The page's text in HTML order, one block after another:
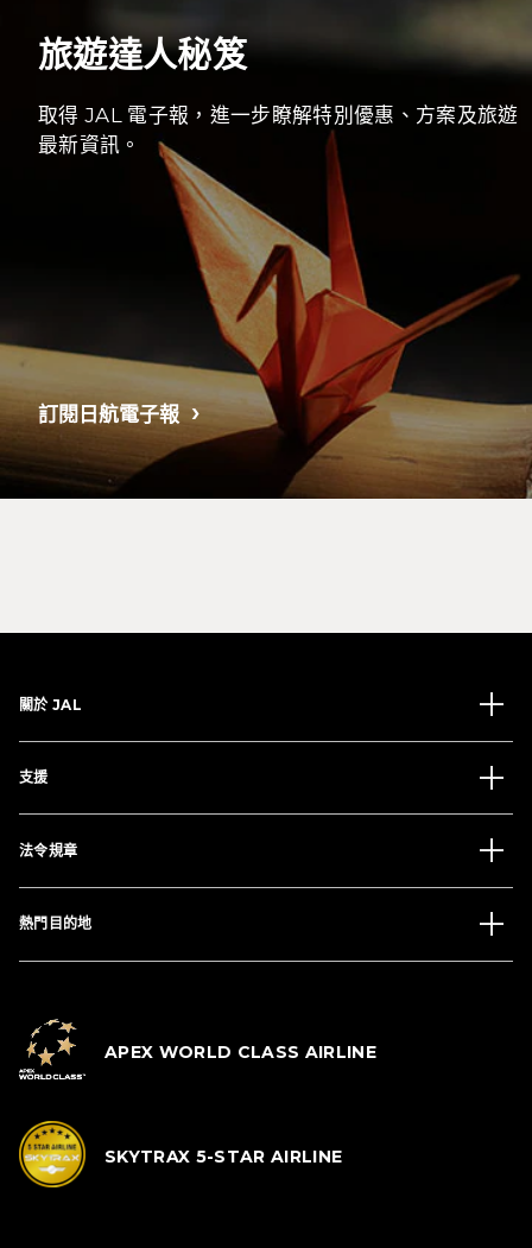
旅遊達人秘笈
取得 JAL 電子報，進一步瞭解特別優惠、方案及旅遊
最新資訊。
訂閱日航電子報
關於 JAL
支援
法令規章
熱門目的地
APEX WORLD CLASS AIRLINE
SKYTRAX 5-STAR AIRLINE